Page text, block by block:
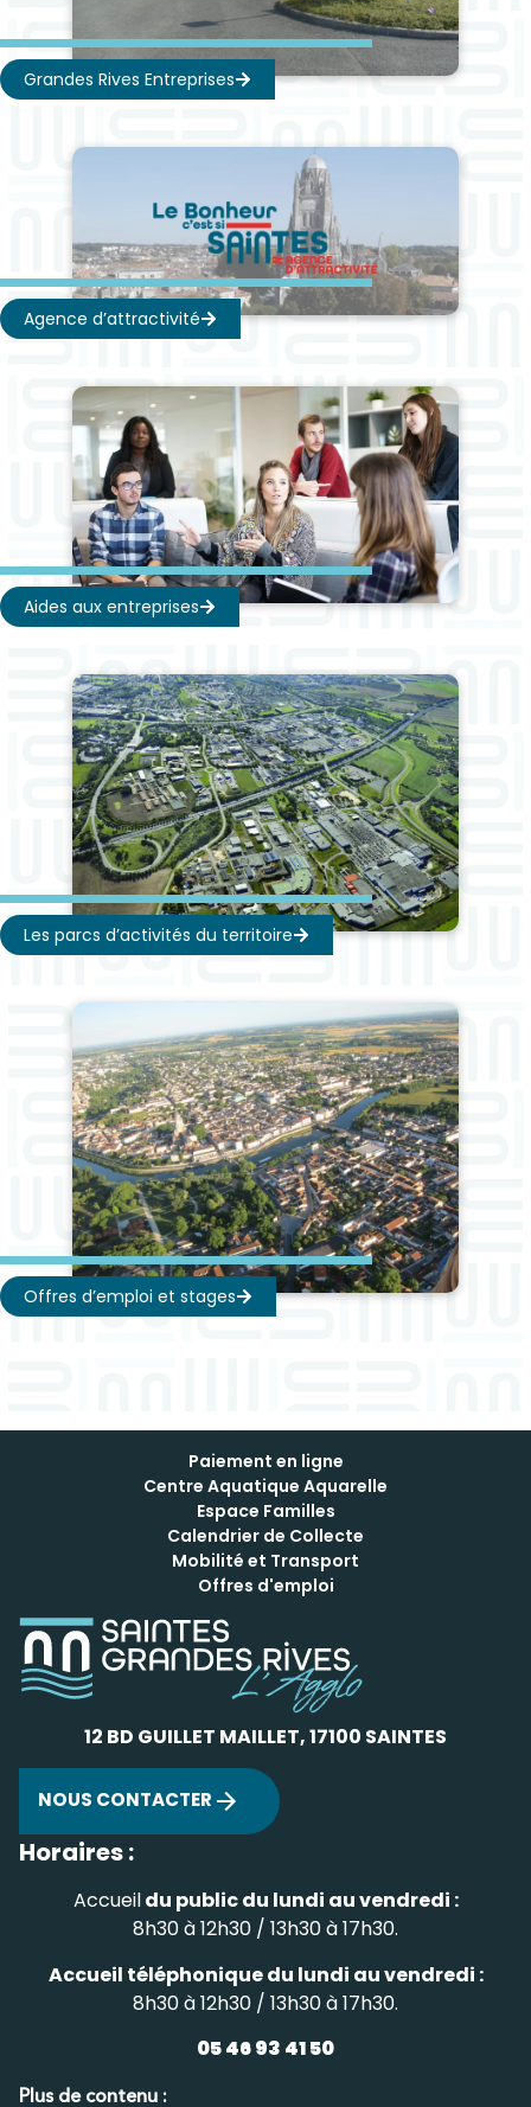
Grandes Rives Entreprises
Agence d’attractivité
Aides aux entreprises
Les parcs d’activités du territoire
Offres d’emploi et stages
Paiement en ligne
Centre Aquatique Aquarelle
Espace Familles
Calendrier de Collecte
Mobilité et Transport
Offres d'emploi
12 BD GUILLET MAILLET, 17100 SAINTES
NOUS CONTACTER
Horaires :
Accueildu public du lundi au vendredi :
8h30 à 12h30 / 13h30 à 17h30.
Accueil téléphonique du lundi au vendredi :
8h30 à 12h30 / 13h30 à 17h30.
05 46 93 41 50
Plus de contenu :